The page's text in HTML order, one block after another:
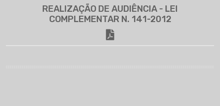
REALIZAÇÃO DE AUDIÊNCIA - LEI
COMPLEMENTAR N. 141-2012